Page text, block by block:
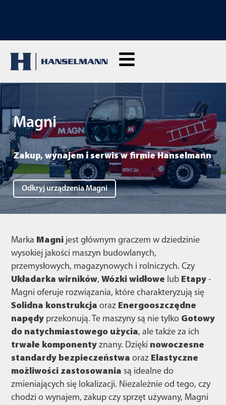
Magni
Zakup, wynajem i serwis w firmie Hanselmann
Odkryj urządzenia Magni
Marka Magni jest głównym graczem w dziedzinie
wysokiej jakości maszyn budowlanych,
przemysłowych, magazynowych i rolniczych. Czy
Układarka wirników, Wózki widłowe lub Etapy -
Magni oferuje rozwiązania, które charakteryzują się
Solidna konstrukcja oraz Energooszczędne
napędy przekonują. Te maszyny są nie tylko Gotowy
do natychmiastowego użycia, ale także za ich
trwałe komponenty znany. Dzięki nowoczesne
standardy bezpieczeństwa oraz Elastyczne
możliwości zastosowania są idealne do
zmieniających się lokalizacji. Niezależnie od tego, czy
chodzi o wynajem, zakup czy sprzęt używany, Magni